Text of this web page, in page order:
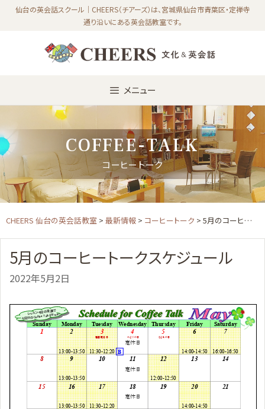
Skip仙台の英会話スクール｜CHEERS（チアーズ）は、宮城県仙台市青葉区・定禅寺
通り沿いにある英会話教室です。
メニュー
COFFEE-TALK
コーヒートーク
CHEERS 仙台の英会話教室 > 最新情報 > コーヒートーク > 5月のコーヒートークスケジュール
5月のコーヒートークスケジュール
2022年5月2日